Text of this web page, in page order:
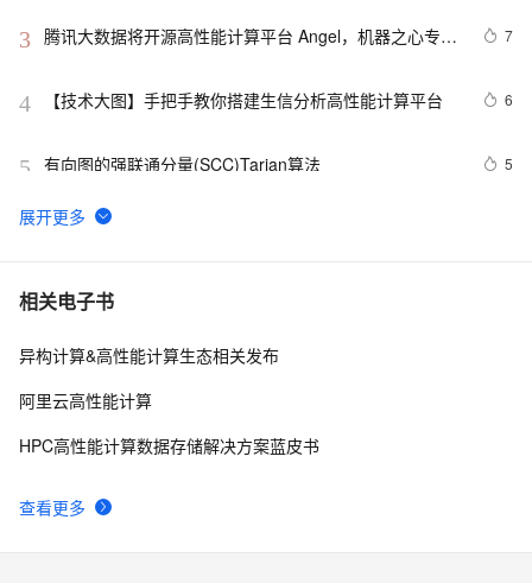
3 腾讯大数据将开源高性能计算平台 Angel，机器之心专访
7
4 【技术大图】手把手教你搭建生信分析高性能计算平台 6
5 有向图的强联通分量(SCC)Tarjan算法 5
6
云上弹性高性能计算，支持生命科学产业高速发展、降本
7 阿里云hpc8ae服务器ECS高性能计算优化型实例性能详
8 阿里云何万青：南坡VS北坡，阿里云高性能计算行业实
相关电子书
查看更多
异构计算&高性能计算生态相关发布
阿里云高性能计算
HPC高性能计算数据存储解决方案蓝皮书